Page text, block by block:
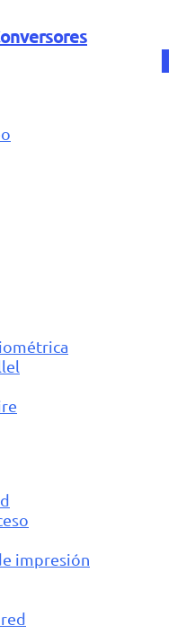
impresión